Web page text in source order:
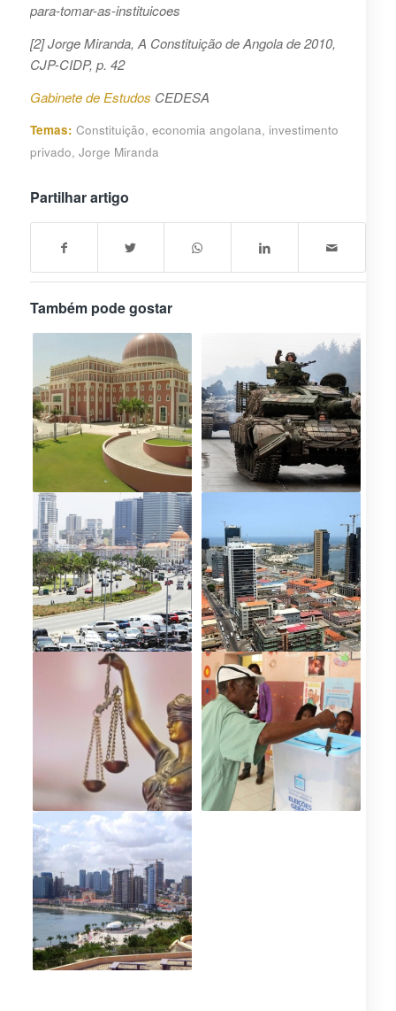
para-tomar-as-instituicoes
[2] Jorge Miranda, A Constituição de Angola de 2010,
CJP-CIDP, p. 42
Gabinete de Estudos CEDESA
Temas: Constituição, economia angolana, investimento
privado, Jorge Miranda
Partilhar artigo
Também pode gostar